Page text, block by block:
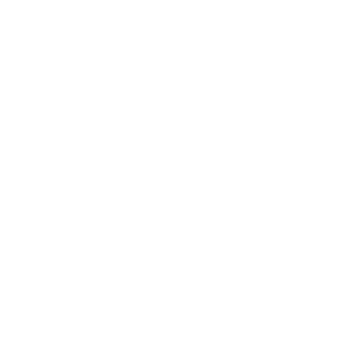
conducta negligente que pudiera
el Cliente se lo deberá
determinados o
los plazos, costes y
alcance de estos nuevos
nuevas condiciones